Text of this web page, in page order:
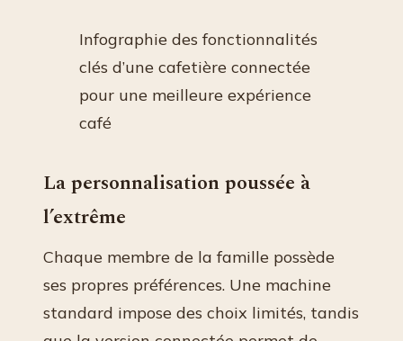
Infographie des fonctionnalités
clés d’une cafetière connectée
pour une meilleure expérience
café
La personnalisation poussée à
l’extrême
Chaque membre de la famille possède
ses propres préférences. Une machine
standard impose des choix limités, tandis